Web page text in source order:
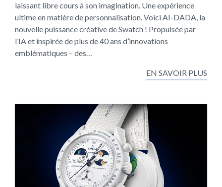
laissant libre cours à son imagination. Une expérience
ultime en matière de personnalisation. Voici AI-DADA, la
nouvelle puissance créative de Swatch ! Propulsée par
l’IA et inspirée de plus de 40 ans d’innovations
emblématiques – des…
EN SAVOIR PLUS